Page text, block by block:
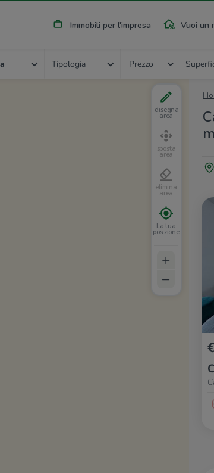
Immobili per l'impresa Vuoi un
Tipologia Prezzo
disegna
area
sposta
area
elimina
area
La tua
posizione
+
–